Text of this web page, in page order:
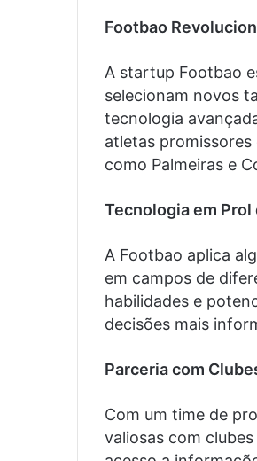
Footbao
A startup Footbao
selecionam novos
tecnologia
atletas
como Palmeiras e
Tecnologia em Prol
A Footbao aplica
em campos de
habilidades e
decisões mais
Parceria com
Com um time de
valiosas com